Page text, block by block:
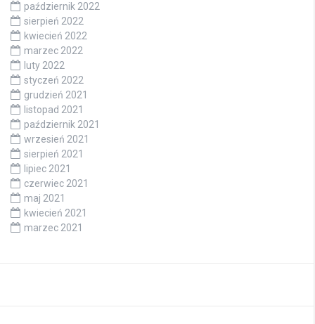
październik 2022
sierpień 2022
kwiecień 2022
marzec 2022
luty 2022
styczeń 2022
grudzień 2021
listopad 2021
październik 2021
wrzesień 2021
sierpień 2021
lipiec 2021
czerwiec 2021
maj 2021
kwiecień 2021
marzec 2021